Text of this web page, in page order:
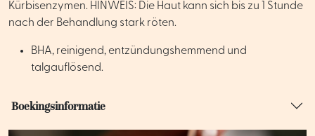
Kürbisenzymen. HINWEIS: Die Haut kann sich bis zu 1 Stunde
nach der Behandlung stark röten.
BHA, reinigend, entzündungshemmend und
talgauflösend.
Boekingsinformatie